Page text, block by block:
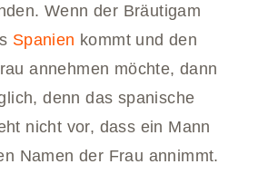
Wenn der Bräutigam
Spanien kommt und den
annehmen möchte, dann
denn das spanische
nicht vor, dass ein Mann
Namen der Frau annimmt.